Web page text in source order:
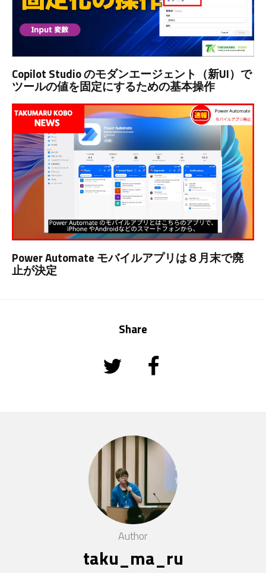
Copilot Studio のモダンエージェント（新UI）で
ツールの値を固定にするための基本操作
Power Automate モバイルアプリは８月末で廃
止が決定
Share
Author
taku_ma_ru